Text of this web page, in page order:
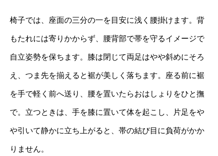
椅子では、座面の三分の一を目安に浅く腰掛けます。背
もたれには寄りかからず、腰背部で帯を守るイメージで
自立姿勢を保ちます。膝は閉じて両足はやや斜めにそろ
え、つま先を揃えると裾が美しく落ちます。座る前に裾
を手で軽く前へ送り、腰を置いたらおはしょりをひと撫
で。立つときは、手を膝に置いて体を起こし、片足をや
や引いて静かに立ち上がると、帯の結び目に負荷がかか
りません。